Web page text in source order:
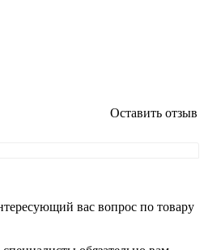
Оставить отзыв
вас вопрос по товару